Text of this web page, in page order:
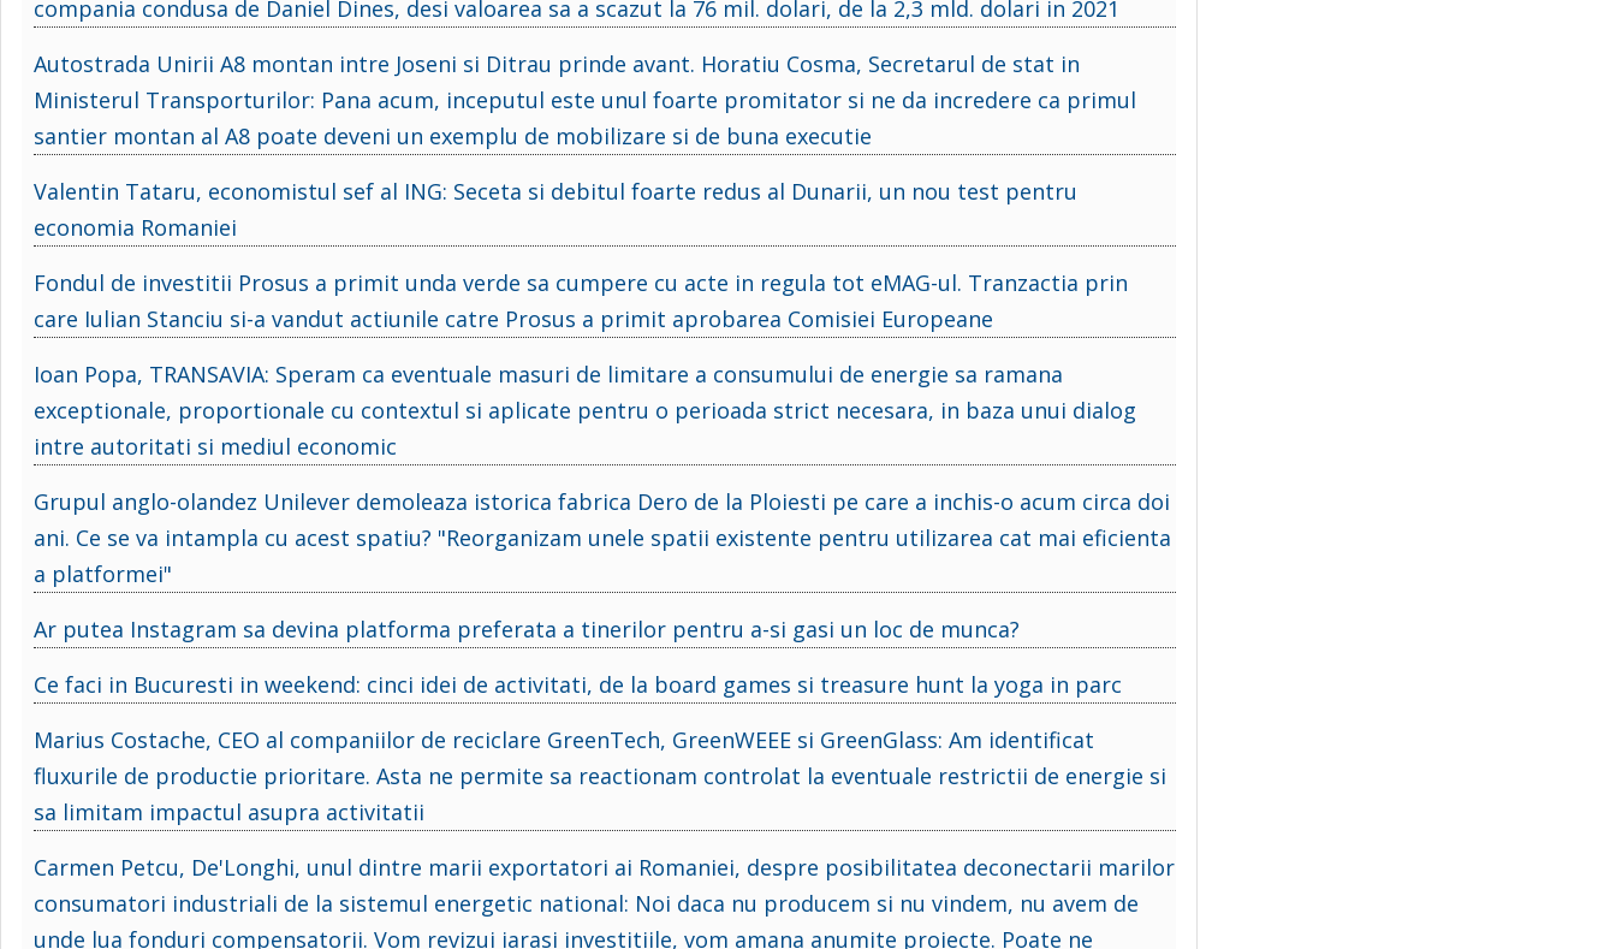
compania condusa de Daniel Dines, desi valoarea sa a scazut la 76 mil. dolari, de la 2,3 mld. dolari in 2021
Autostrada Unirii A8 montan intre Joseni si Ditrau prinde avant. Horatiu Cosma, Secretarul de stat in
Ministerul Transporturilor: Pana acum, inceputul este unul foarte promitator si ne da incredere ca primul
santier montan al A8 poate deveni un exemplu de mobilizare si de buna executie
Valentin Tataru, economistul sef al ING: Seceta si debitul foarte redus al Dunarii, un nou test pentru
economia Romaniei
Fondul de investitii Prosus a primit unda verde sa cumpere cu acte in regula tot eMAG-ul. Tranzactia prin
care Iulian Stanciu si-a vandut actiunile catre Prosus a primit aprobarea Comisiei Europeane
Ioan Popa, TRANSAVIA: Speram ca eventuale masuri de limitare a consumului de energie sa ramana
exceptionale, proportionale cu contextul si aplicate pentru o perioada strict necesara, in baza unui dialog
intre autoritati si mediul economic
Grupul anglo-olandez Unilever demoleaza istorica fabrica Dero de la Ploiesti pe care a inchis-o acum circa doi
ani. Ce se va intampla cu acest spatiu? "Reorganizam unele spatii existente pentru utilizarea cat mai eficienta
a platformei"
Ar putea Instagram sa devina platforma preferata a tinerilor pentru a-si gasi un loc de munca?
Ce faci in Bucuresti in weekend: cinci idei de activitati, de la board games si treasure hunt la yoga in parc
Marius Costache, CEO al companiilor de reciclare GreenTech, GreenWEEE si GreenGlass: Am identificat
fluxurile de productie prioritare. Asta ne permite sa reactionam controlat la eventuale restrictii de energie si
sa limitam impactul asupra activitatii
Carmen Petcu, De'Longhi, unul dintre marii exportatori ai Romaniei, despre posibilitatea deconectarii marilor
consumatori industriali de la sistemul energetic national: Noi daca nu producem si nu vindem, nu avem de
unde lua fonduri compensatorii. Vom revizui iarasi investitiile, vom amana anumite proiecte. Poate ne